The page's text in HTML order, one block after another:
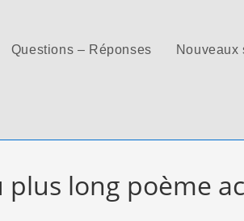
Questions – Réponses Nouveaux
plus long poème